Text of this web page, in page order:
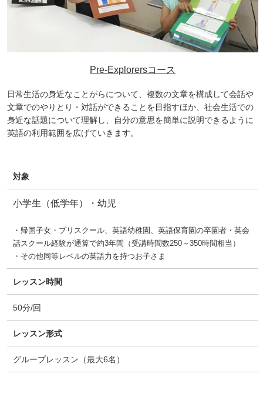
Pre-Explorersコース
日常生活の身近なことがらについて、複数の文章を構成して会話や
文章でのやりとり・対話ができることを目指すほか、社会生活での
身近な話題について理解し、自分の意思を簡単に説明できるように
英語の利用範囲を広げていきます。
対象
小学生（低学年）・幼児
・帰国子女・プリスクール、英語幼稚園、英語保育園の卒園者・英会
話スクール経験が通算で約3年間（受講時間数250～350時間相当）
・その他同等レベルの英語力を持つお子さま
レッスン時間
50分/回
レッスン形式
グループレッスン（最大6名）